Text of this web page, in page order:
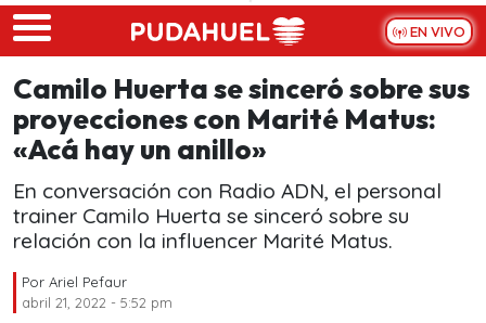
Skip to main content
EN VIVO
Camilo Huerta se sinceró sobre sus
proyecciones con Marité Matus:
«Acá hay un anillo»
En conversación con Radio ADN, el personal
trainer Camilo Huerta se sinceró sobre su
relación con la influencer Marité Matus.
Por Ariel Pefaur
abril 21, 2022 - 5:52 pm